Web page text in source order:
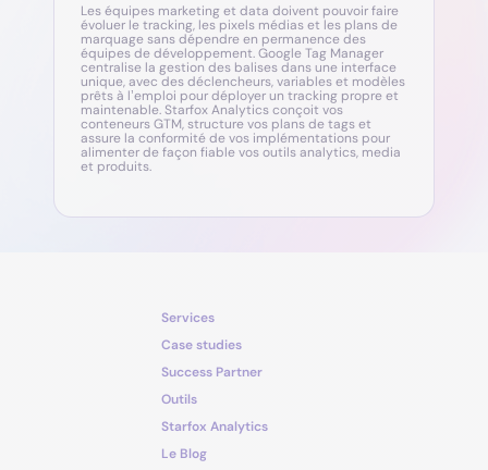
Les équipes marketing et data doivent pouvoir faire
évoluer le tracking, les pixels médias et les plans de
marquage sans dépendre en permanence des
équipes de développement. Google Tag Manager
centralise la gestion des balises dans une interface
unique, avec des déclencheurs, variables et modèles
prêts à l’emploi pour déployer un tracking propre et
maintenable. Starfox Analytics conçoit vos
conteneurs GTM, structure vos plans de tags et
assure la conformité de vos implémentations pour
alimenter de façon fiable vos outils analytics, media
et produits.
Services
Case studies
Success Partner
Outils
Starfox Analytics
Le Blog